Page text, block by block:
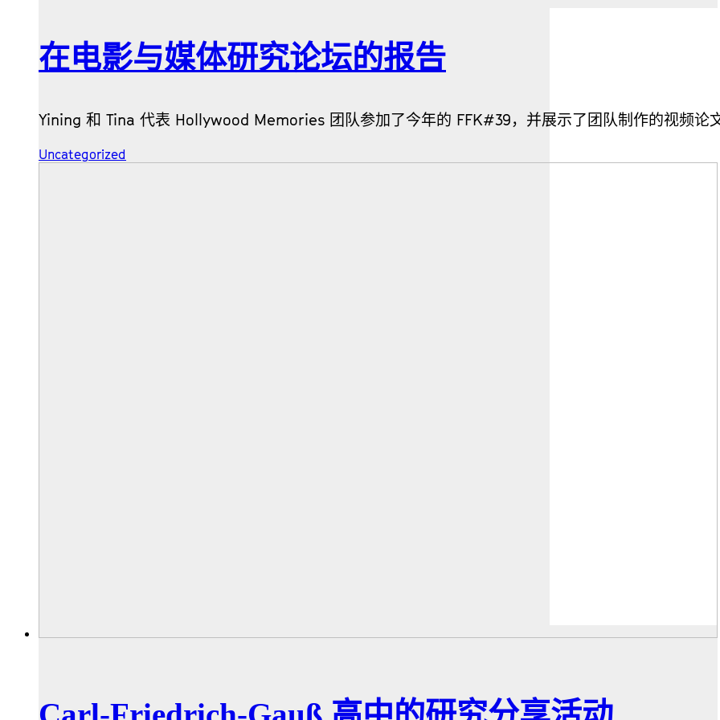
在电影与媒体研究论坛的报告
Yining 和 Tina 代表 Hollywood Memories 团队参加了今年的 FFK#39，并展示了团队制作的视频论
Uncategorized